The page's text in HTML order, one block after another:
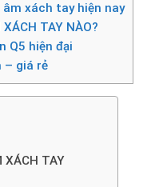
xách tay hiện nay
XÁCH TAY NÀO?
Q5 hiện đại
– giá rẻ
XÁCH TAY